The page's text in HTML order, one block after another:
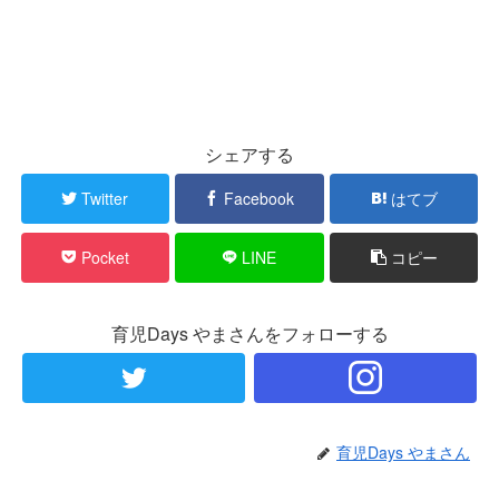
シェアする
Twitter Facebook はてブ
Pocket LINE コピー
育児Days やまさんをフォローする
育児Days やまさん